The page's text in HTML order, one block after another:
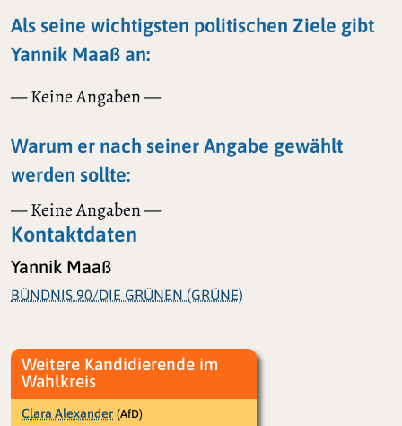
Als seine wichtigsten politischen Ziele gibt
Yannik Maaß an:
— Keine Angaben —
Warum er nach seiner Angabe gewählt
werden sollte:
— Keine Angaben —
Kontaktdaten
Yannik Maaß
BÜNDNIS 90/DIE GRÜNEN (GRÜNE)
Weitere Kandidierende im
Wahlkreis
Clara Alexander (AfD)